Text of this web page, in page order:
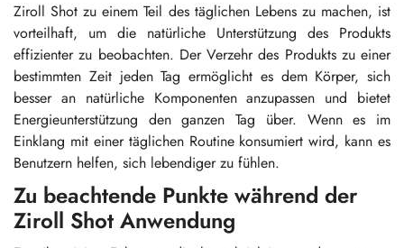
Ziroll Shot zu einem Teil des täglichen Lebens zu machen, ist
vorteilhaft, um die natürliche Unterstützung des Produkts
effizienter zu beobachten. Der Verzehr des Produkts zu einer
bestimmten Zeit jeden Tag ermöglicht es dem Körper, sich
besser an natürliche Komponenten anzupassen und bietet
Energieunterstützung den ganzen Tag über. Wenn es im
Einklang mit einer täglichen Routine konsumiert wird, kann es
Benutzern helfen, sich lebendiger zu fühlen.
Zu beachtende Punkte während der
Ziroll Shot Anwendung